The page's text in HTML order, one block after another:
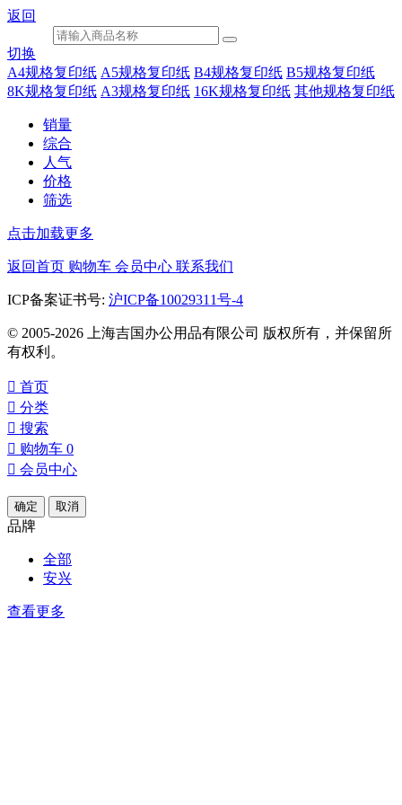
返回
切换
A4规格复印纸 A5规格复印纸 B4规格复印纸 B5规格复印纸
8K规格复印纸 A3规格复印纸 16K规格复印纸 其他规格复印纸
销量
综合
人气
价格
筛选
点击加载更多
返回首页 购物车 会员中心 联系我们
ICP备案证书号: 沪ICP备10029311号-4
© 2005-2026 上海吉国办公用品有限公司 版权所有，并保留所
有权利。
 首页
 分类
 搜索
 购物车 0
 会员中心
确定 取消
品牌
全部
安兴
查看更多